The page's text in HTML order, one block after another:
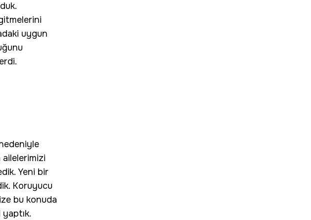
uygun
ailelerimizi
Yeni bir
Koruyucu
bu konuda